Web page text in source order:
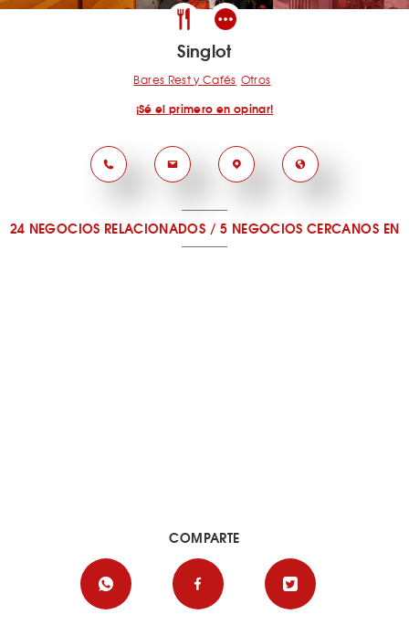
Singlot
Bares Rest y Cafés Otros
¡Sé el primero en opinar!
24 NEGOCIOS RELACIONADOS /5 NEGOCIOS CERCANOS EN
COMPARTE